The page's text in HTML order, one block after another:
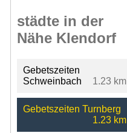
städte in der
Nähe Klendorf
Gebetszeiten
Schweinbach
1.23 km
Gebetszeiten Turnberg
1.23 km